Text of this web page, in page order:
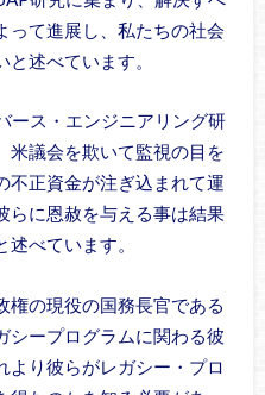
って進展し、私たちの社会
述べています。
ース・エンジニアリング研
米議会を欺いて監視の目を
不正資金が注ぎ込まれて運
らに恩赦を与える事は結果
べています。
権の現役の国務長官である
シープログラムに関わる彼
より彼らがレガシー・プロ